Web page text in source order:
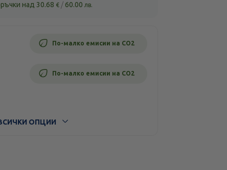
над 30.68 € / 60.00 лв.
По-малко емисии на CO2
По-малко емисии на CO2
ОПЦИИ